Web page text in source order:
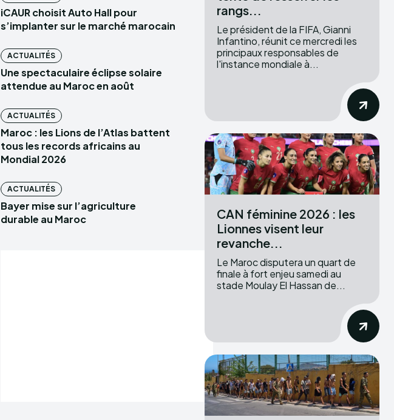
iCAUR choisit Auto Hall pour
s’implanter sur le marché marocain
ACTUALITÉS
Une spectaculaire éclipse solaire
attendue au Maroc en août
ACTUALITÉS
Maroc : les Lions de l’Atlas battent
tous les records africains au
Mondial 2026
ACTUALITÉS
Bayer mise sur l’agriculture
durable au Maroc
rangs...
Le président de la FIFA, Gianni
Infantino, réunit ce mercredi les
principaux responsables de
l'instance mondiale à...
CAN féminine 2026 : les
Lionnes visent leur
revanche...
Le Maroc disputera un quart de
finale à fort enjeu samedi au
stade Moulay El Hassan de...